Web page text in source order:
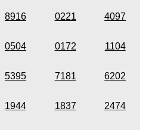
8916 0221 4097
0504 0172 1104
5395 7181 6202
1944 1837 2474